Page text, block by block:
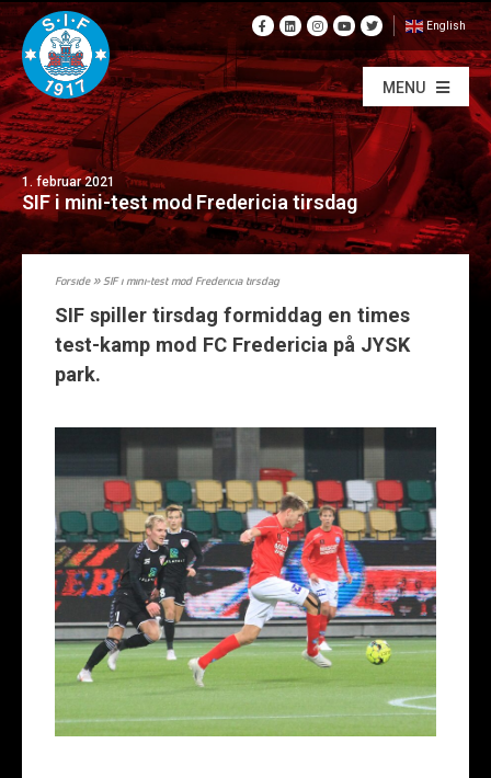
English
MENU
1. februar 2021
SIF i mini-test mod Fredericia tirsdag
Forside»SIF i mini-test mod Fredericia tirsdag
SIF spiller tirsdag formiddag en times
test-kamp mod FC Fredericia på JYSK
park.